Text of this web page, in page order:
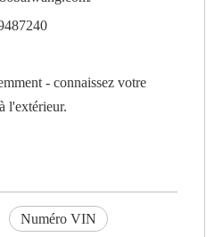
- connaissez votre
l'extérieur.
Numéro VIN